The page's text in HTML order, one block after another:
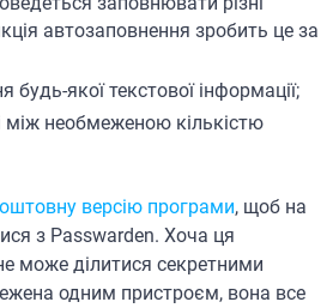
автозаповнення зробить це за
будь-якої текстової інформації;
між необмеженою кількістю
версію програми, щоб на
з Passwarden. Хоча ця
може ділитися секретними
одним пристроєм, вона все